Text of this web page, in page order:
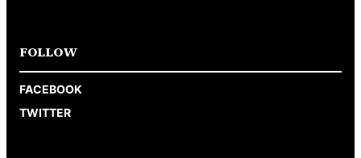
FOLLOW
FACEBOOK
TWITTER